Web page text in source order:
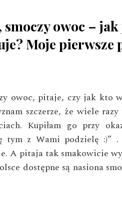
owoc –
Moje pierwsze
owoc, pitaje, czy jak
szczerze, że wiele
Kupiłam go przy
tym z Wami podzielę
A pitaja tak smakowicie
dostępne są nasiona